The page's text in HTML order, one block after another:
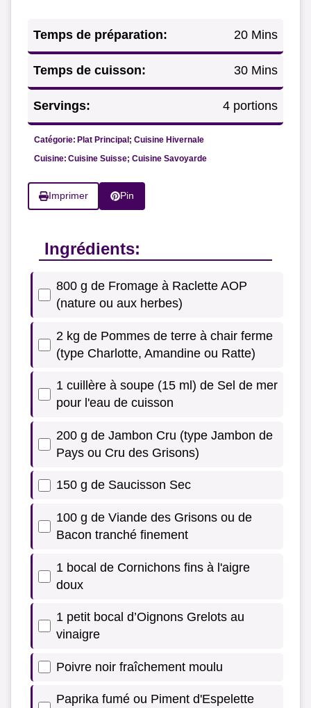
Temps de préparation: 20 Mins
Temps de cuisson: 30 Mins
Servings: 4 portions
Catégorie: Plat Principal; Cuisine Hivernale
Cuisine: Cuisine Suisse; Cuisine Savoyarde
Imprimer Pin
Ingrédients:
800 g de Fromage à Raclette AOP
(nature ou aux herbes)
2 kg de Pommes de terre à chair ferme
(type Charlotte, Amandine ou Ratte)
1 cuillère à soupe (15 ml) de Sel de mer
pour l'eau de cuisson
200 g de Jambon Cru (type Jambon de
Pays ou Cru des Grisons)
150 g de Saucisson Sec
100 g de Viande des Grisons ou de
Bacon tranché finement
1 bocal de Cornichons fins à l'aigre
doux
1 petit bocal d’Oignons Grelots au
vinaigre
Poivre noir fraîchement moulu
Paprika fumé ou Piment d'Espelette